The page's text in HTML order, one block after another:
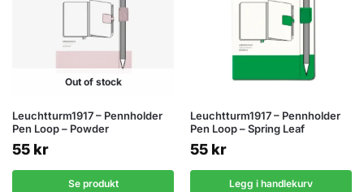
Out of stock
Leuchtturm1917 – Pennholder
Pen Loop – Powder
55 kr
Se produkt
Leuchtturm1917 – Pennholder
Pen Loop – Spring Leaf
55 kr
Legg i handlekurv